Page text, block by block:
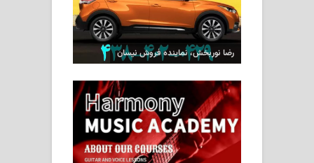
رضا نوربخش، نماینده فروش نیسان